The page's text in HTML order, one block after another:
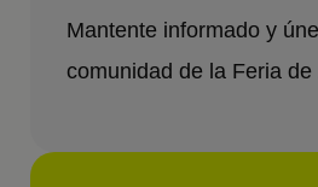
Mantente informado y
comunidad de la Feria de